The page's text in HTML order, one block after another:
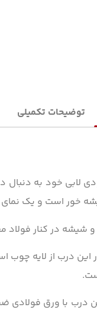
توضیحات تکمیلی
خور است و یک نمای
شیشه در کنار فولاد
این درب از لایه چوب